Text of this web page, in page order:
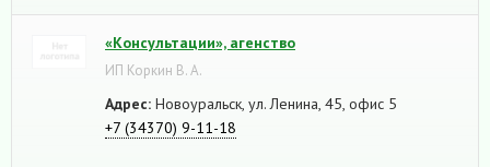
«Консультации», агенство
ИП Коркин В. А.
Адрес: Новоуральск, ул. Ленина, 45, офис 5
+7 (34370) 9-11-18